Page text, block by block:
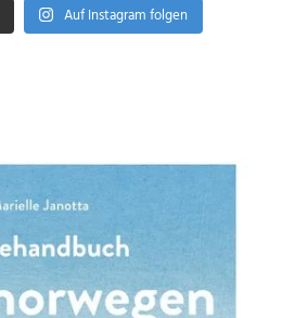
Auf Instagram folgen